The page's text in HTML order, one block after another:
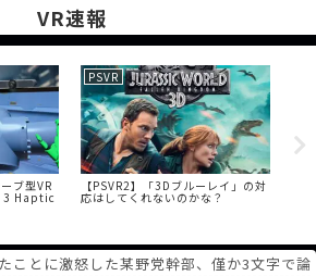
VR速報
ブ型VR
3 Haptic
PSVR
【PSVR2】「3Dブルーレイ」の対
応はしてくれないのかな？
ことに激怒した某野党幹部、僅か3文字で